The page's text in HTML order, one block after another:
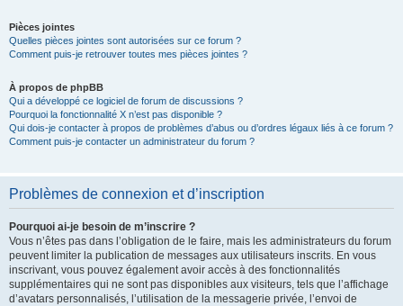
Pièces jointes
Quelles pièces jointes sont autorisées sur ce forum ?
Comment puis-je retrouver toutes mes pièces jointes ?
À propos de phpBB
Qui a développé ce logiciel de forum de discussions ?
Pourquoi la fonctionnalité X n’est pas disponible ?
Qui dois-je contacter à propos de problèmes d’abus ou d’ordres légaux liés à ce forum ?
Comment puis-je contacter un administrateur du forum ?
Problèmes de connexion et d’inscription
Pourquoi ai-je besoin de m’inscrire ?
Vous n’êtes pas dans l’obligation de le faire, mais les administrateurs du forum
peuvent limiter la publication de messages aux utilisateurs inscrits. En vous
inscrivant, vous pouvez également avoir accès à des fonctionnalités
supplémentaires qui ne sont pas disponibles aux visiteurs, tels que l’affichage
d’avatars personnalisés, l’utilisation de la messagerie privée, l’envoi de